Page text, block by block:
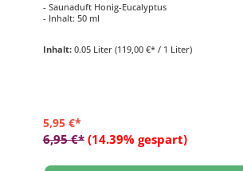
- Saunaduft Honig-Eucalyptus
- Inhalt: 50 ml
Inhalt: 0.05 Liter (119,00 €* / 1 Liter)
5,95 €*
6,95 €* (14.39% gespart)